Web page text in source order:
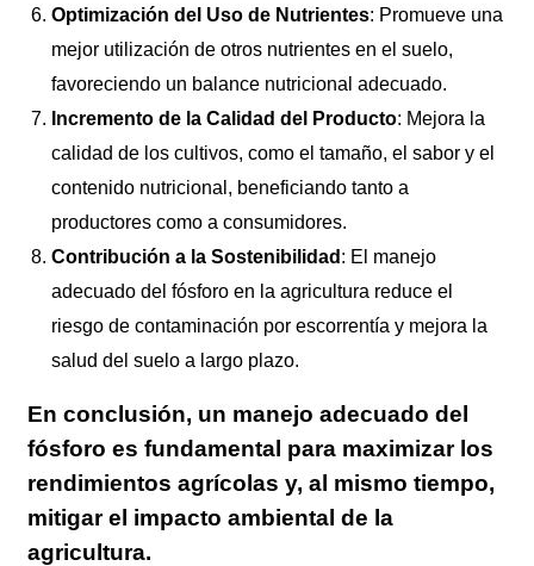
Optimización del Uso de Nutrientes: Promueve una
mejor utilización de otros nutrientes en el suelo,
favoreciendo un balance nutricional adecuado.
Incremento de la Calidad del Producto: Mejora la
calidad de los cultivos, como el tamaño, el sabor y el
contenido nutricional, beneficiando tanto a
productores como a consumidores.
Contribución a la Sostenibilidad : El manejo
adecuado del fósforo en la agricultura reduce el
riesgo de contaminación por escorrentía y mejora la
salud del suelo a largo plazo.
En conclusión, un manejo adecuado del
fósforo es fundamental para maximizar los
rendimientos agrícolas y, al mismo tiempo,
mitigar el impacto ambiental de la
agricultura.